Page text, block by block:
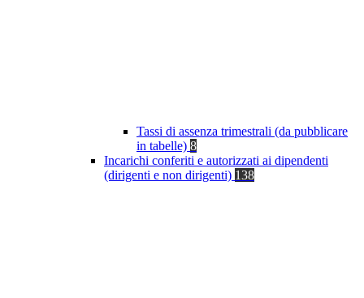
Tassi di assenza trimestrali (da pubblicare
in tabelle) 8
Incarichi conferiti e autorizzati ai dipendenti
(dirigenti e non dirigenti) 138